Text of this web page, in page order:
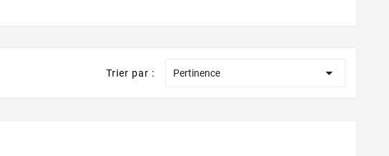
Trier par : Pertinence 